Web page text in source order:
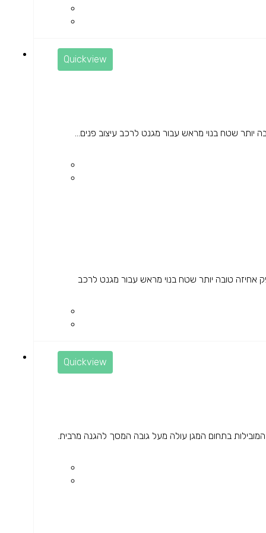
Quickview
שטח בנוי מראש עבור מגנט לרכב עיצוב פנים...
טובה יותר שטח בנוי מראש עבור מגנט לרכב
Quickview